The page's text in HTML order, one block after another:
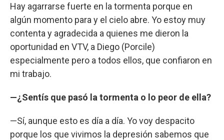
Hay agarrarse fuerte en la tormenta porque en
algún momento para y el cielo abre. Yo estoy muy
contenta y agradecida a quienes me dieron la
oportunidad en VTV, a Diego (Porcile)
especialmente pero a todos ellos, que confiaron en
mi trabajo.
—¿Sentís que pasó la tormenta o lo peor de ella?
—Sí, aunque esto es día a día. Yo voy despacito
porque los que vivimos la depresión sabemos que